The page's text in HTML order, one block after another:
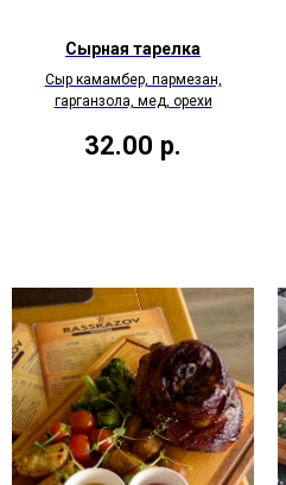
Сырная тарелка
Сыр камамбер, пармезан,
гарганзола, мед, орехи
32.00 р.